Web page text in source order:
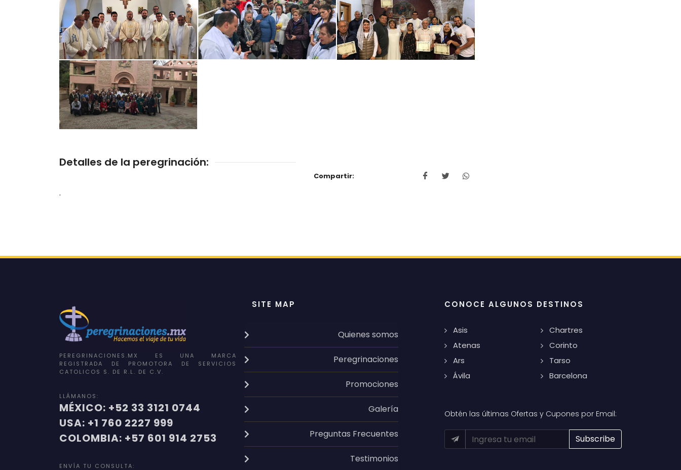
Detalles de la peregrinación:
.
Compartir:
PEREGRINACIONES.MX ES UNA MARCA
REGISTRADA DE PROMOTORA DE SERVICIOS
CATOLICOS S. DE R.L. DE C.V.
LLÁMANOS:
MÉXICO: +52 33 3121 0744
USA: +1 760 2227 999
COLOMBIA: +57 601 914 2753
ENVÍA TU CONSULTA:
SITE MAP
Quienes somos
Peregrinaciones
Promociones
Galería
Preguntas Frecuentes
Testimonios
CONOCE ALGUNOS DESTINOS
Asis
Atenas
Ars
Ávila
Chartres
Corinto
Tarso
Barcelona
Obtén las últimas Ofertas y Cupones por Email: